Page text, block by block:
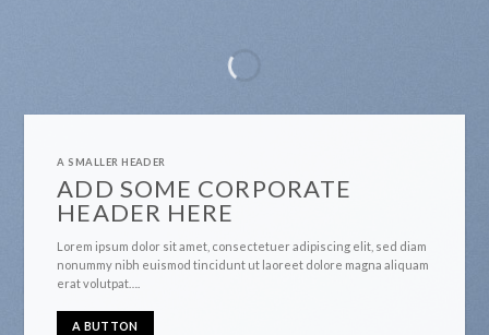
A SMALLER HEADER
ADD SOME CORPORATE
HEADER HERE
Lorem ipsum dolor sit amet, consectetuer adipiscing elit, sed diam
nonummy nibh euismod tincidunt ut laoreet dolore magna aliquam
erat volutpat….
A BUTTON